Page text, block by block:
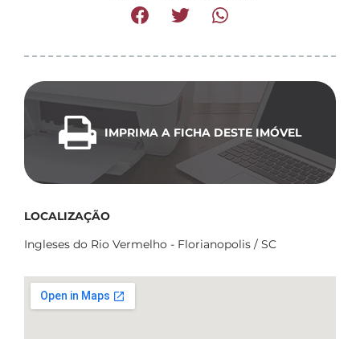
IMPRIMA A FICHA DESTE IMÓVEL
LOCALIZAÇÃO
Ingleses do Rio Vermelho - Florianopolis / SC